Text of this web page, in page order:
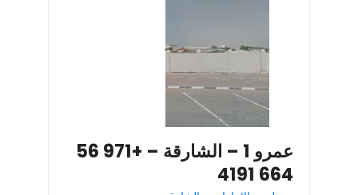
عمرو 1 – الشارقة – +971 56
664 4191